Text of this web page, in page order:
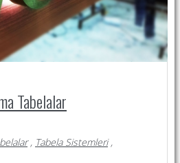
Tabelalar
, Tabela Sistemleri,